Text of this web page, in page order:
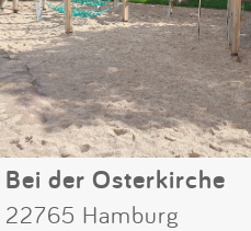
Bei der Osterkirche
22765 Hamburg